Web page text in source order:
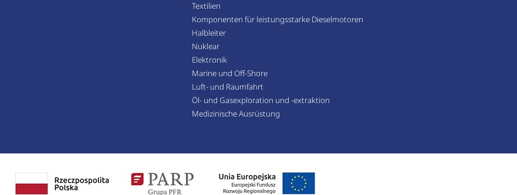
Textilien
Komponenten für leistungsstarke Dieselmotoren
Halbleiter
Nuklear
Elektronik
Marine und Off-Shore
Luft- und Raumfahrt
Öl- und Gasexploration und -extraktion
Medizinische Ausrüstung